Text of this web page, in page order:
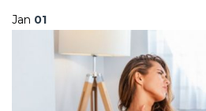
Jan 01